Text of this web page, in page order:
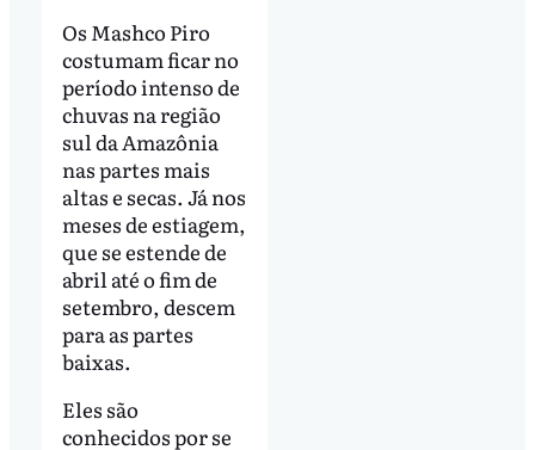
Os Mashco Piro
costumam ficar no
período intenso de
chuvas na região
sul da Amazônia
nas partes mais
altas e secas. Já nos
meses de estiagem,
que se estende de
abril até o fim de
setembro, descem
para as partes
baixas.
Eles são
conhecidos por se